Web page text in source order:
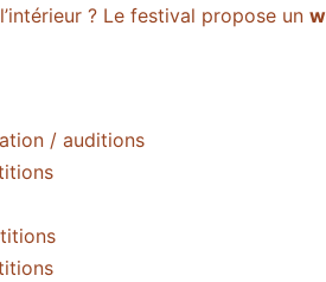
? Le festival propose un
/ auditions